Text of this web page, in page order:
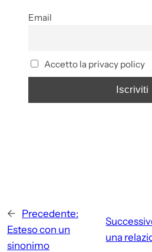
Email
Accetto la privacy policy
← Precedente:
Esteso con un
sinonimo
una